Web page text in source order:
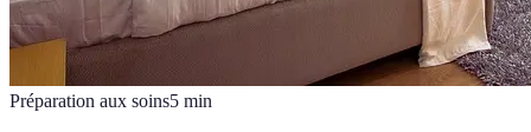
Préparation aux soins5 min